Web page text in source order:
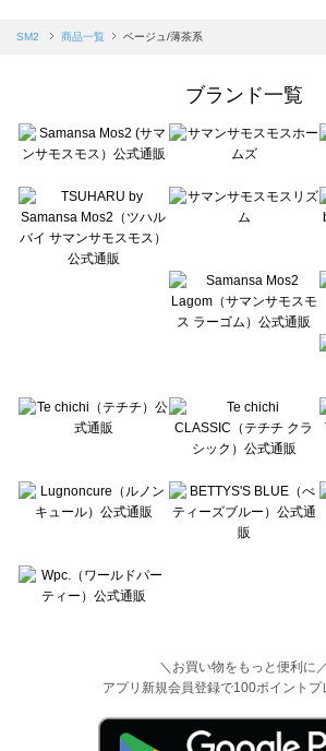
Samansa Mos2 blue（サマンサモスモス ブルー）の一覧
Te chichi（テチチ）の一覧
Te chichi CLASSIC（テチチ クラシック）の一覧
Lugnoncure（ルノンキュール）の一覧
BETTY'S BLUE（べティーズブルー）の一覧
Wpc.（ワールドパーティー）の一覧
SM2 商品一覧 ベージュ/薄茶系
ブランド一覧
＼お買い物をもっと便利に／
アプリ新規会員登録で100ポイントプ